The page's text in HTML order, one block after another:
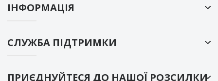
ІНФОРМАЦІЯ
СЛУЖБА ПІДТРИМКИ
ПРИЄДНУЙТЕСЯ ДО НАШОЇ РОЗСИЛКИ